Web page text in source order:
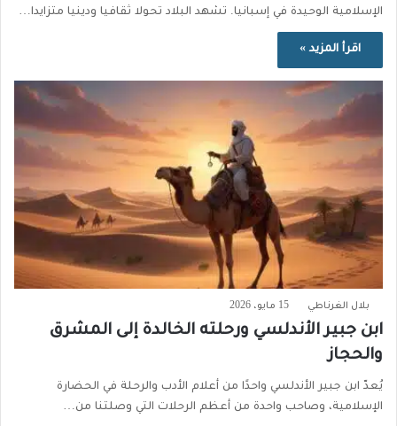
الإسلامية الوحيدة في إسبانيا. تشهد البلاد تحولا ثقافيا ودينيا متزايدا…
اقرأ المزيد »
بلال الغرناطي 15 مايو، 2026
ابن جبير الأندلسي ورحلته الخالدة إلى المشرق
والحجاز
يُعدّ ابن جبير الأندلسي واحدًا من أعلام الأدب والرحلة في الحضارة
الإسلامية، وصاحب واحدة من أعظم الرحلات التي وصلتنا من…